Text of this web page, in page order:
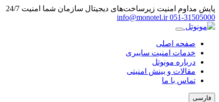
پایش مداوم امنیت زیرساخت‌های دیجیتال سازمان شما امنیت 24/7
info@monotel.ir 051‑31505000
صفحه اصلی
خدمات امنیت سایبری
درباره مونوتل
مقالات و بینش امنیتی
تماس با ما
فارسی